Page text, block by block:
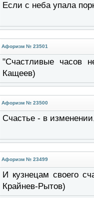
Если с неба упала
Афоризм № 23501
"Счастливые часов
Кащеев)
Афоризм № 23500
Счастье - в
Афоризм № 23499
И кузнецам своего
Крайнев-Рытов)